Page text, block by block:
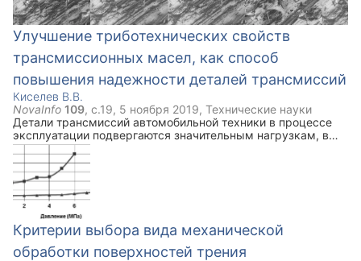
Улучшение триботехнических свойств
трансмиссионных масел, как способ
повышения надежности деталей трансмиссий
Киселев В.В.
NovaInfo 109, с.19, 5 ноября 2019, Технические науки
Детали трансмиссий автомобильной техники в процессе
эксплуатации подвергаются значительным нагрузкам, в
результате чего могут выходить из строя. Для повышения
надежности этих деталей необходимо качественное и
регулярное техническое обслуживание, в том числе и
смазка. В работе обосновывается целесообразность
повышения триботехнических свойств смазочных
материалов за счет введения в них противоизносных
присадок.
Критерии выбора вида механической
обработки поверхностей трения